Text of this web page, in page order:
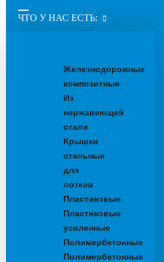
ЧТО У НАС ЕСТЬ:
Железнодорожные
композитные
Из
нержавеющей
стали
Крышки
стальные
для
лотков
Пластиковые
Пластиковые
усиленные
Полимербетонные
Полимербетонные